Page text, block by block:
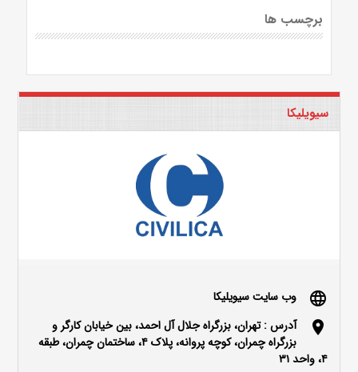
برچسب ها
سیویلیکا
language وب سایت سیویلیکا
location_on
آدرس : تهران، بزرگراه جلال آل احمد، بین خیابان کارگر و
بزرگراه چمران، کوچه پروانه، پلاک ۴، ساختمان چمران، طبقه
۴، واحد ۳۱